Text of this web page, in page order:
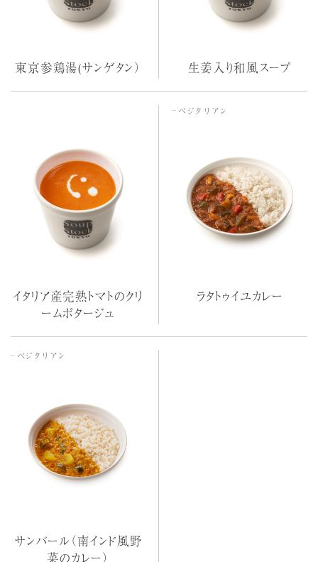
東京参鶏湯(サンゲタン） 生姜入り和風スープ
イタリア産完熟トマトのクリ
ームポタージュ
ベジタリアン
ラタトゥイユカレー
ベジタリアン
サンバール（南インド風野
菜のカレー）